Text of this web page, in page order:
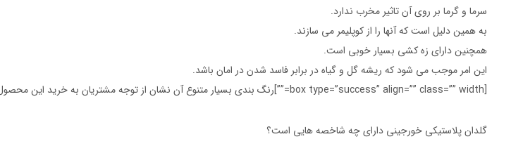
سرما و گرما بر روی آن تاثیر مخرب ندارد.
به همین دلیل است که آنها را از کوپلیمر می سازند.
همچنین دارای زه کشی بسیار خوبی است.
این امر موجب می شود که ریشه گل و گیاه در برابر فاسد شدن در امان باشد.
[box type=”success” align=”” class=”” width=””]رنگ بندی بسیار متنوع آن نشان از توجه مشتریان به خرید این محصول پلاستیکی دارد.[/box]
گلدان پلاستیکی خورجینی دارای چه شاخصه هایی است؟